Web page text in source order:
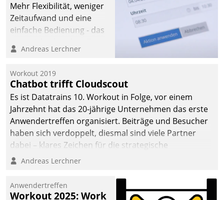
Mehr Flexibilität, weniger
Zeitaufwand und eine
einfache Bedienung - das
Cockpit für mobile
Datatrain. Die meravis
Wohnungsbau- und
Immobilien GmbH hat
sich dabei für den Betrieb
der Lösung über die SAP
Cloud Platform
entschieden - als erstes
Unternehmen am
Andreas Lerchner
Workout 2019
Chatbot trifft Cloudscout
Es ist Datatrains 10. Workout in Folge, vor einem
Jahrzehnt hat das 20-jährige Unternehmen das erste
Anwendertreffen organisiert. Beiträge und Besucher
haben sich verdoppelt, diesmal sind viele Partner
dabei – klares Zeichen für die strategische
Fokussierung auf den Kunden.
Andreas Lerchner
Anwendertreffen
Workout 2025: Work